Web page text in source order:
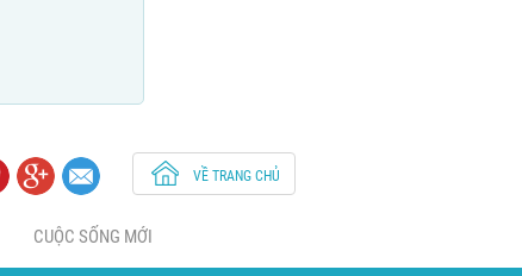
VỀ TRANG CHỦ
CUỘC SỐNG MỚI